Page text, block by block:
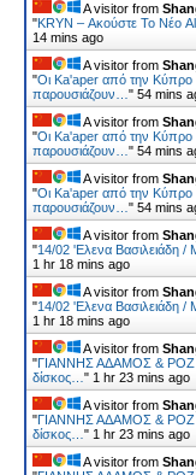
A visitor from
"KRYN – Ακούστε Το Νέο
14 mins ago
A visitor from
"Οι Ka'aper από την Κύπρο
παρουσιάζουν… " 54 mins
A visitor from
"Οι Ka'aper από την Κύπρο
παρουσιάζουν… " 54 mins
A visitor from
"Οι Ka'aper από την Κύπρο
παρουσιάζουν… " 54 mins
A visitor from
"14/02 'Ελενα Βασιλειάδη /
1 hr 18 mins ago
A visitor from
"14/02 'Ελενα Βασιλειάδη /
1 hr 18 mins ago
A visitor from
"ΓΙΑΝΝΗΣ ΑΔΑΜΟΣ &
δίσκος… " 1 hr 23 mins ago
A visitor from
"ΓΙΑΝΝΗΣ ΑΔΑΜΟΣ &
δίσκος… " 1 hr 23 mins ago
A visitor from